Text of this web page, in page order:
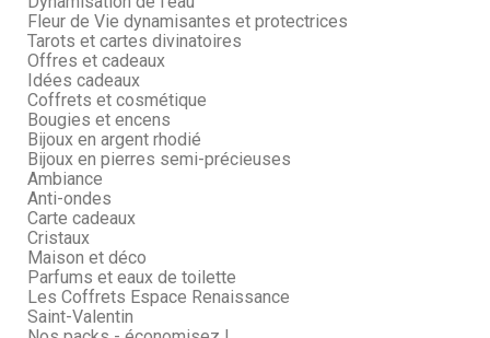
Fleur de Vie dynamisantes et protectrices
Tarots et cartes divinatoires
Offres et cadeaux
Idées cadeaux
Coffrets et cosmétique
Bougies et encens
Bijoux en argent rhodié
Bijoux en pierres semi-précieuses
Ambiance
Anti-ondes
Carte cadeaux
Cristaux
Maison et déco
Parfums et eaux de toilette
Les Coffrets Espace Renaissance
Saint-Valentin